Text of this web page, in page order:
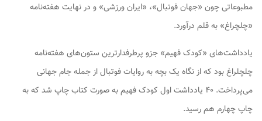
مطبوعاتی چون «جهان فوتبال»، «ایران ورزشی» و در نهایت هفته‌نامه
«چلچراغ» به قلم درآورد.
یادداشت‌های «کودک فهیم» جزو پرطرفدارترین ستون‌های هفته‌نامه
چلچلراغ بود که از نگاه یک بچه به روایات فوتبال از جمله جام جهانی
می‌پرداخت. ۴۰ یادداشت اول کودک فهیم به صورت کتاب چاپ شد که به
چاپ چهارم هم رسید.